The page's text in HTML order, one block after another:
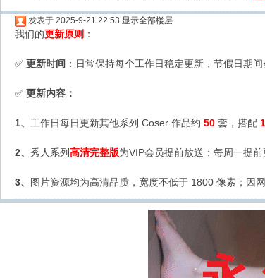
发表于 2025-9-21 22:53 显示全部楼层
我们的更新原则 ：
✅ 更新时间 ：日常保持每个工作日稳定更新，节假日期间
✅ 更新内容：
1、 工作日每日更新其他系列 Coser 作品约 50 套，搭配
2、 秀人系列高清完整版为VIP会员提前放送：每周一提
3、 图片资源均为高清品质，宽度不低于 1800 像素；因